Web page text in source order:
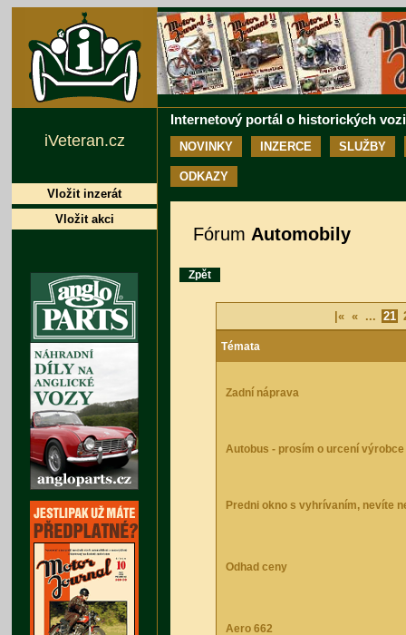
Internetový portál o historických
NOVINKY INZERCE SLUŽBY
ODKAZY
Fórum Automobily
Zpět
|« « ... 21
Témata
Zadní náprava
Autobus - prosím o urcení výrobce
Predni okno s vyhrívaním, nevíte
Odhad ceny
Aero 662
iVeteran.cz
Vložit inzerát
Vložit akci